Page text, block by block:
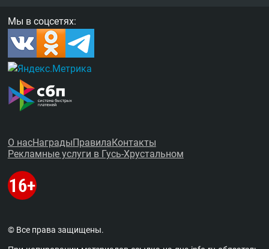
Мы в соцсетях:
О насНаградыПравилаКонтакты
Рекламные услуги в Гусь-Хрустальном
© Все права защищены.